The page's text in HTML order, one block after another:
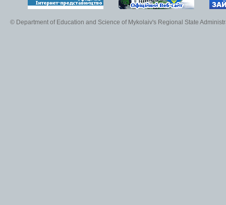
© Department of Education and Science of Mykolaiv's Regional State